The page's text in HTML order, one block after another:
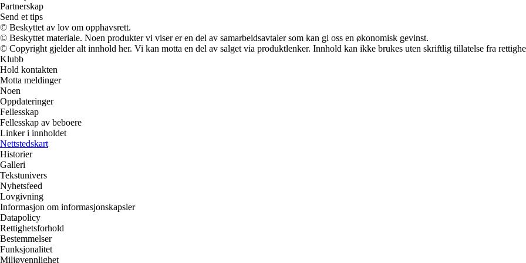
Partnerskap
Send et tips
© Beskyttet av lov om opphavsrett.
© Beskyttet materiale. Noen produkter vi viser er en del av samarbeidsavtaler som kan gi oss en økonomisk gevinst.
© Copyright gjelder alt innhold her. Vi kan motta en del av salget via produktlenker. Innhold kan ikke brukes uten skriftlig tillatelse fra
Klubb
Hold kontakten
Motta meldinger
Noen
Oppdateringer
Fellesskap
Fellesskap av beboere
Linker i innholdet
Nettstedskart
Historier
Galleri
Tekstunivers
Nyhetsfeed
Lovgivning
Informasjon om informasjonskapsler
Datapolicy
Rettighetsforhold
Bestemmelser
Funksjonalitet
Miljøvennlighet